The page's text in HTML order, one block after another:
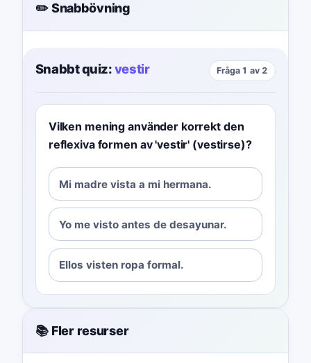
✏️ Snabbövning
Snabbt quiz:vestir Fråga 1 av 2
Vilken mening använder korrekt den
reflexiva formen av 'vestir' (vestirse)?
Mi madre vista a mi hermana.
Yo me visto antes de desayunar.
Ellos visten ropa formal.
📚 Fler resurser